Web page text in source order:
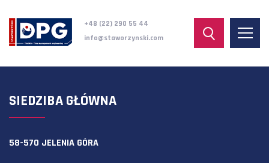
+48 (22) 290 55 44
info@staworzynski.com
SIEDZIBA GŁÓWNA
58-570 JELENIA GÓRA